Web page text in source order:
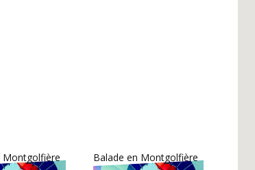
Montgolfière Balade en Montgolfière